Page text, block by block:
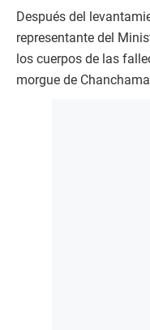
Después del
representante del
los cuerpos de las
morgue de